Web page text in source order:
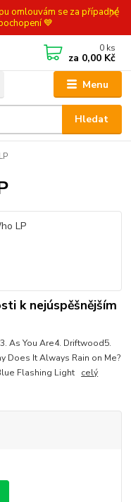
omlouvám se za případné
💙
Menu
Hledat
0 ks
za 0,00 Kč
k nejúspěšnějším
As You Are4. Driftwood5.
Does It Always Rain on Me?
Flashing Light celý